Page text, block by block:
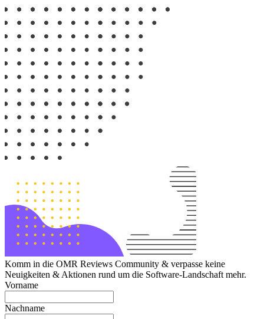
Komm in die OMR Reviews Community & verpasse keine
Neuigkeiten & Aktionen rund um die Software-Landschaft mehr.
Vorname
Nachname